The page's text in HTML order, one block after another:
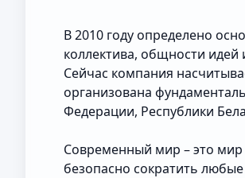
В 2010 году определено
коллектива, общности
Сейчас компания
организована
Федерации, Республики
Современный мир – это мир
безопасно сократить